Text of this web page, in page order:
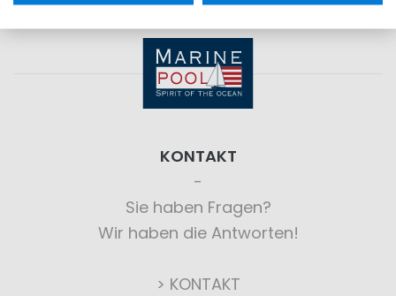
KONTAKT
Sie haben Fragen?
Wir haben die Antworten!
> KONTAKT